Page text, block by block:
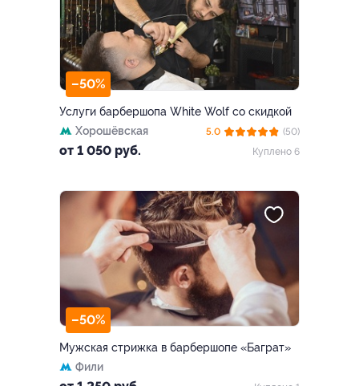
–50%
Услуги барбершопа White Wolf со скидкой
Хорошёвская
от 1 050 руб.
5.0
(50)
Куплено 6
–50%
Мужская стрижка в барбершопе «Баграт»
Фили